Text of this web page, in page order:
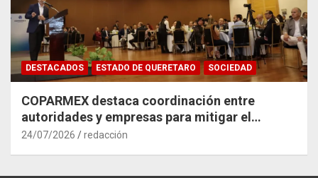
DESTACADOS ESTADO DE QUERETARO SOCIEDAD
COPARMEX destaca coordinación entre
autoridades y empresas para mitigar el
impacto del Tren México–Querétaro
24/07/2026 redacción